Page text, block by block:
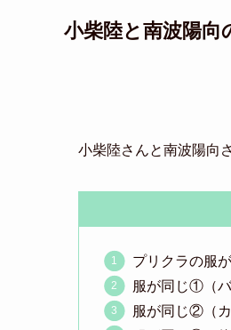
小柴陸と南波陽向
小柴陸さんと南波陽向
プリクラの服
服が同じ①（バ
服が同じ②（カ